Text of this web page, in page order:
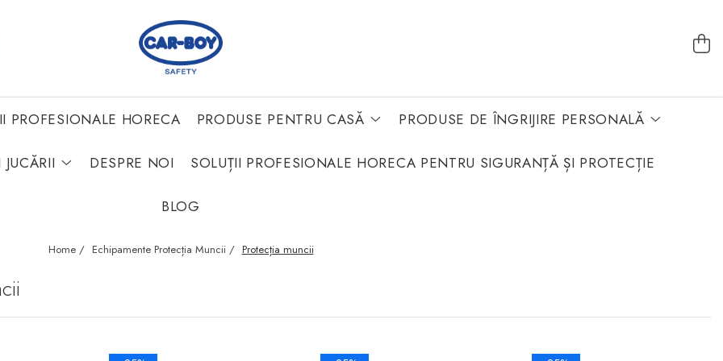
PROFESIONALE HORECA PRODUSE PENTRU CASĂ PRODUSE DE ÎNGRIJIRE PERSONALĂ
JUCĂRII DESPRE NOI SOLUȚII PROFESIONALE HORECA PENTRU SIGURANȚĂ ȘI PROTECȚIE
BLOG
Home / Echipamente Protecția Muncii / Protecția muncii